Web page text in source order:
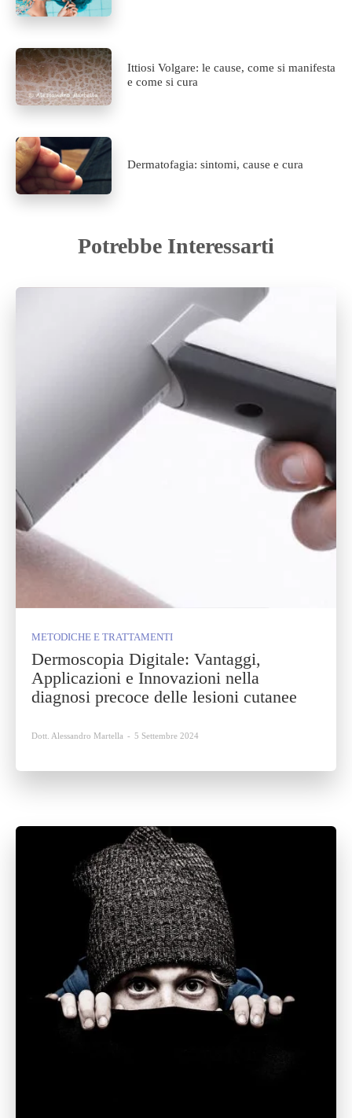
Ittiosi Volgare: le cause, come si manifesta
e come si cura
Dermatofagia: sintomi, cause e cura
Potrebbe Interessarti
METODICHE E TRATTAMENTI
Dermoscopia Digitale: Vantaggi,
Applicazioni e Innovazioni nella
diagnosi precoce delle lesioni cutanee
Dott. Alessandro Martella - 5 Settembre 2024